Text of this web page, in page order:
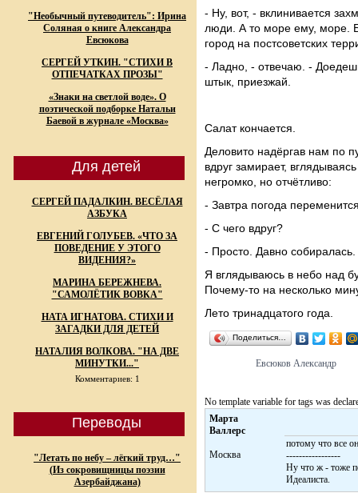
"Необычный путеводитель": Ирина
Соляная о книге Александра
Евсюкова
СЕРГЕЙ УТКИН. "СТИХИ В
ОТПЕЧАТКАХ ПРОЗЫ"
«Знаки на светлой воде». О
поэтической подборке Натальи
Баевой в журнале «Москва»
Для детей
СЕРГЕЙ ПАДАЛКИН. ВЕСЁЛАЯ
АЗБУКА
ЕВГЕНИЙ ГОЛУБЕВ. «ЧТО ЗА
ПОВЕДЕНИЕ У ЭТОГО
ВИДЕНИЯ?»
МАРИНА БЕРЕЖНЕВА.
"САМОЛЁТИК ВОВКА"
НАТА ИГНАТОВА. СТИХИ И
ЗАГАДКИ ДЛЯ ДЕТЕЙ
НАТАЛИЯ ВОЛКОВА. "НА ДВЕ
МИНУТКИ..."
Комментариев: 1
Переводы
"Летать по небу – лёгкий труд…"
(Из сокровищницы поэзии
Азербайджана)
- Ну, вот, - вклинивается
люди. А то море ему, море.
город на постсоветских
- Ладно, - отвечаю. -
штык, приезжай.
Салат кончается.
Деловито надёргав нам по
вдруг замирает,
негромко, но отчётливо:
- Завтра погода
- С чего вдруг?
- Просто. Давно собиралась.
Я вглядываюсь в небо над
Почему-то на несколько
Лето тринадцатого года.
Поделиться…
Евсюков Александр
No template variable for tags was
Марта
Валлерс
Москва
потому что все
-----------------
Ну что ж - тоже
Идеалиста.